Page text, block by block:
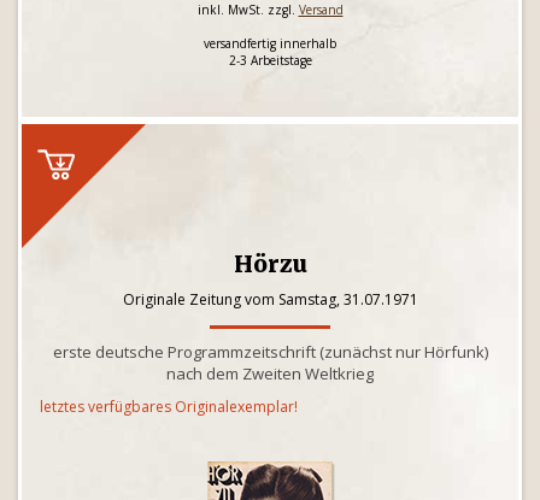
inkl. MwSt. zzgl. Versand
versandfertig innerhalb
2-3 Arbeitstage
Hörzu
Originale Zeitung vom Samstag, 31.07.1971
erste deutsche Programmzeitschrift (zunächst nur Hörfunk)
nach dem Zweiten Weltkrieg
letztes verfügbares Originalexemplar!